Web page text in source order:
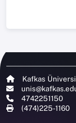
Kafkas
4742251150
(474)225-1160